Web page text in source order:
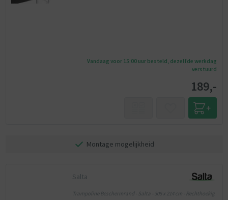
Vandaag voor 15:00 uur besteld, dezelfde werkdag
verstuurd
189,-
Montage mogelijkheid
Salta
Trampoline Beschermrand - Salta - 305 x 214 cm - Rechthoekig